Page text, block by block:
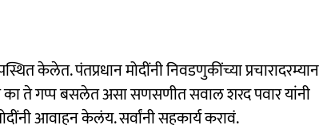
केलेत. पंतप्रधान मोदींनी निवडणुकींच्या प्रचारादरम्यान
ते गप्प बसलेत असा सणसणीत सवाल शरद पवार यांनी
आवाहन केलंय. सर्वांनी सहकार्य करावं.